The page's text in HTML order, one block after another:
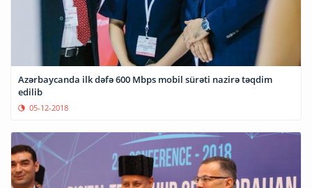
Azərbaycanda ilk dəfə 600 Mbps mobil sürəti nazirə təqdim
edilib
05-12-2018